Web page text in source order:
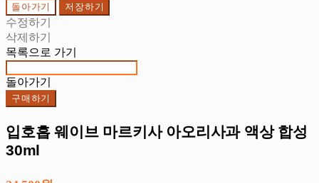
돌아가기 저장하기
수정하기
삭제하기
목록으로 가기
돌아가기
구매하기
입호흡 웨이브 마르키사 아오리사과 액상 합성
30ml